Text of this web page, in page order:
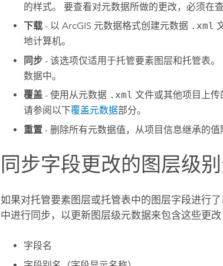
的样式。 要查看对元数据所做的更改，必须在
下载- 以 ArcGIS 元数据格式创建元数据 .xml
地计算机。
同步- 该选项仅适用于托管要素图层和托管表。
数据中。
覆盖- 使用从元数据 .xml 文件或其他项目上传
请参阅以下覆盖元数据部分。
重置- 删除所有元数据值，从项目信息继承的值
同步字段更改的图层级
如果对托管要素图层或托管表中的图层字段进行
中进行同步，以更新图层级元数据来包含这些更改
字段名